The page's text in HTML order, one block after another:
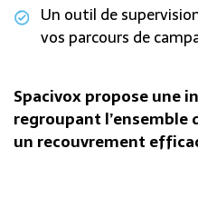
Un outil de
vos parcours de
Spacivox propose une
regroupant l’ensemble
un recouvrement